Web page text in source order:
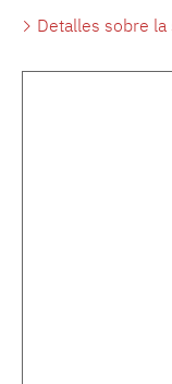
Detalles sobre